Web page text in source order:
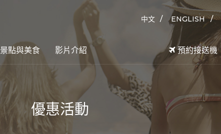
中文 / ENGLISH /
景點與美食 影片介紹 預約接送機
優惠活動